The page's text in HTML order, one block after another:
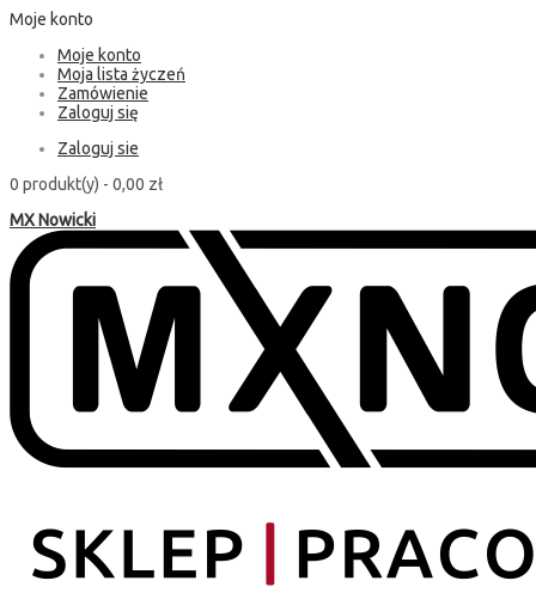
Moje konto
Moje konto
Moja lista życzeń
Zamówienie
Zaloguj się
Zaloguj sie
0 produkt(y) - 0,00 zł
MX Nowicki